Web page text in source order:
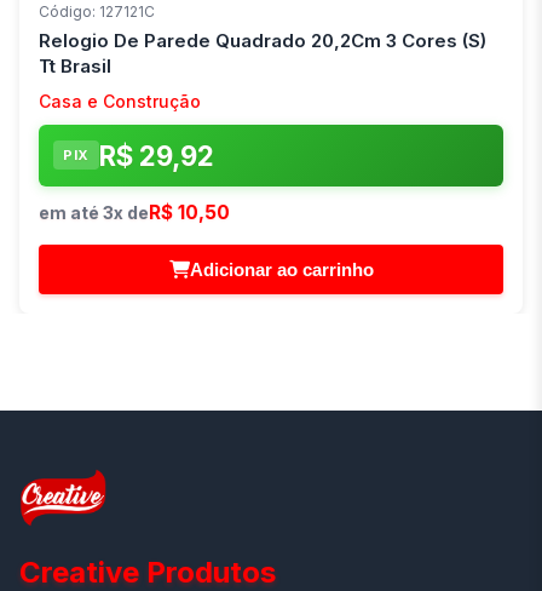
Código: 127121C
Relogio De Parede Quadrado 20,2Cm 3 Cores (S)
Tt Brasil
Casa e Construção
PIX R$ 29,92
em até 3x deR$ 10,50
Adicionar ao carrinho
Creative Produtos